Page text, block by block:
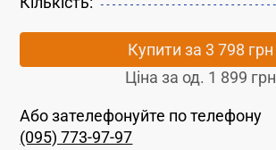
Купити за 3 798 грн
Ціна за од. 1 899 грн
Або зателефонуйте по телефону
(095) 773-97-97